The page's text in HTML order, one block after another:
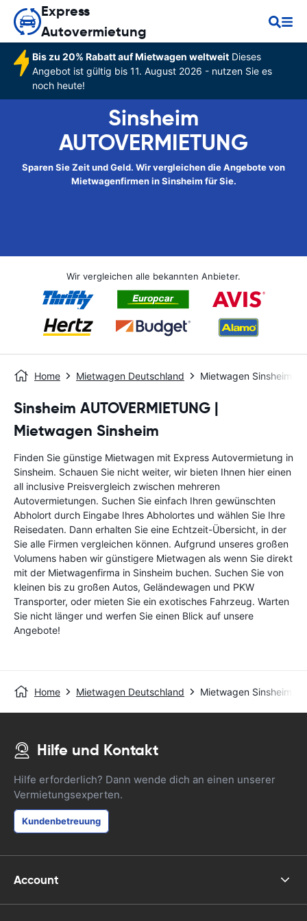
Express
Autovermietung
Bis zu 20% Rabatt auf Mietwagen weltweitDieses
Angebot ist gültig bis 11. August 2026 - nutzen Sie es
noch heute!
Sinsheim
AUTOVERMIETUNG
Sparen Sie Zeit und Geld. Wir vergleichen die Angebote von
Mietwagenfirmen in Sinsheim für Sie.
Wir vergleichen alle bekannten Anbieter.
Home Mietwagen Deutschland Mietwagen Sinsheim
Sinsheim AUTOVERMIETUNG |
Mietwagen Sinsheim
Finden Sie günstige Mietwagen mit Express Autovermietung in
Sinsheim. Schauen Sie nicht weiter, wir bieten Ihnen hier einen
all inclusive Preisvergleich zwischen mehreren
Autovermietungen. Suchen Sie einfach Ihren gewünschten
Abholort durch Eingabe Ihres Abholortes und wählen Sie Ihre
Reisedaten. Dann erhalten Sie eine Echtzeit-Übersicht, in der
Sie alle Firmen vergleichen können. Aufgrund unseres großen
Volumens haben wir günstigere Mietwagen als wenn Sie direkt
mit der Mietwagenfirma in Sinsheim buchen. Suchen Sie von
kleinen bis zu großen Autos, Geländewagen und PKW
Transporter, oder mieten Sie ein exotisches Fahrzeug. Warten
Sie nicht länger und werfen Sie einen Blick auf unsere
Angebote!
Home Mietwagen Deutschland Mietwagen Sinsheim
Hilfe und Kontakt
Hilfe erforderlich? Dann wende dich an einen unserer
Vermietungsexperten.
Kundenbetreuung
Account